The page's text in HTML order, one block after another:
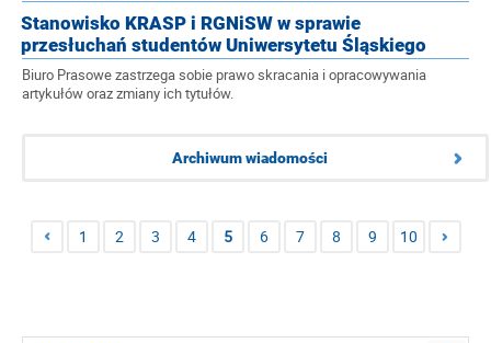
Stanowisko KRASP i RGNiSW w sprawie
przesłuchań studentów Uniwersytetu Śląskiego
Biuro Prasowe zastrzega sobie prawo skracania i opracowywania
artykułów oraz zmiany ich tytułów.
Archiwum wiadomości
1 2 3 4 5 6 7 8 9 10